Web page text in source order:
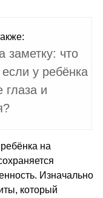
заметку: что
у ребёнка
глаза и
на
Изначально
который